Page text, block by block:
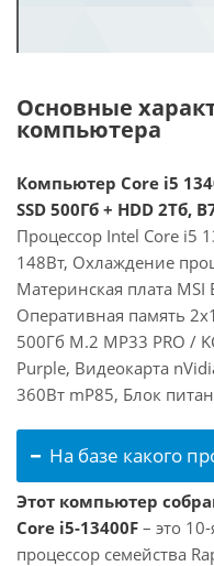
Основные
компьютера
Компьютер Core i5
SSD 500Гб + HDD 2Тб,
Процессор Intel Core i5
148Вт, Охлаждение
Материнская плата MSI
Оперативная память
500Гб M.2 MP33 PRO /
Purple, Видеокарта
360Вт mP85, Блок
На базе какого
Этот компьютер
Core i5-13400F – это
процессор семейства